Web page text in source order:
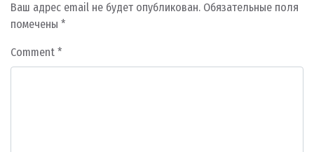
Ваш адрес email не будет опубликован. Обязательные поля
помечены *
Comment *